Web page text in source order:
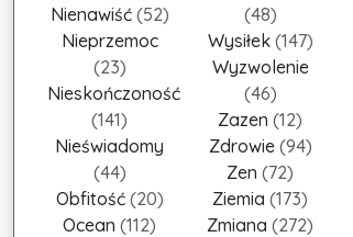
Nienawiść (52)
Nieprzemoc
(23)
Nieskończoność
(141)
Nieświadomy
(44)
Obfitość (20)
Ocean (112)
(48)
Wysiłek (147)
Wyzwolenie
(46)
Zazen (12)
Zdrowie (94)
Zen (72)
Ziemia (173)
Zmiana (272)